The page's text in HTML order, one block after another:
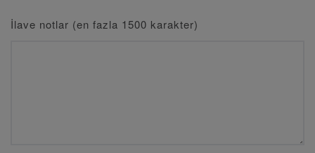
İlave notlar (en fazla 1500 karakter)